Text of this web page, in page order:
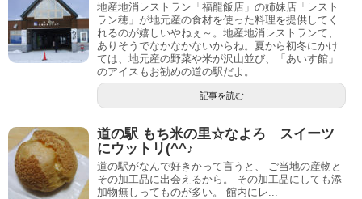
地産地消レストラン「福龍飯店」の姉妹店「レスト
ラン穂」が地元産の食材を使った料理を提供してく
れるのが嬉しいやねぇ～。地産地消レストランて、
ありそうでなかなかないからね。夏から初冬にかけ
ては、地元産の野菜や米が沢山並び、「あいす館」
のアイスもお勧めの道の駅だよ。
記事を読む
道の駅 もち米の里☆なよろ スイーツ
にウットリ(^^♪
道の駅がなんで好きかって言うと、 ご当地の産物と
その加工品に出会えるから。 その加工品にしても添
加物無しってものが多い。 館内にレ...